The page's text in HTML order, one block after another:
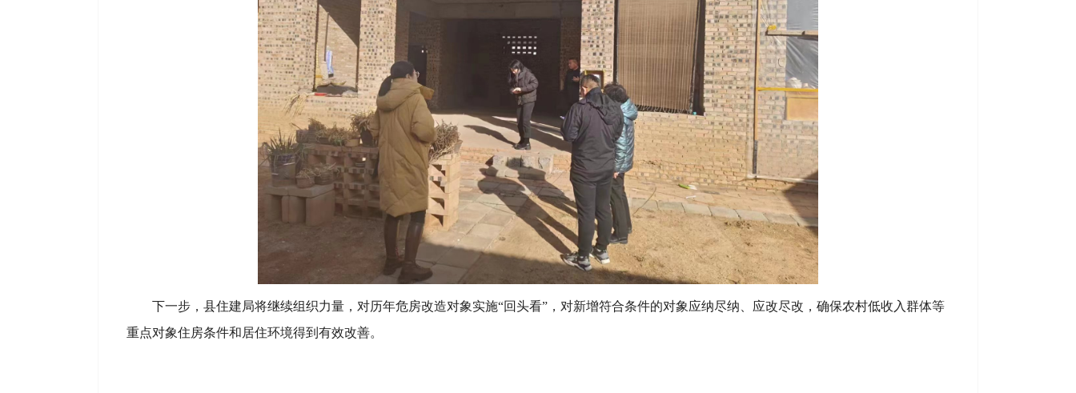
下一步，县住建局将继续组织力量，对历年危房改造对象实施“回头看”，对新增符合条件的对象应纳尽纳、应改尽改，确保农村低收入群体等
重点对象住房条件和居住环境得到有效改善。